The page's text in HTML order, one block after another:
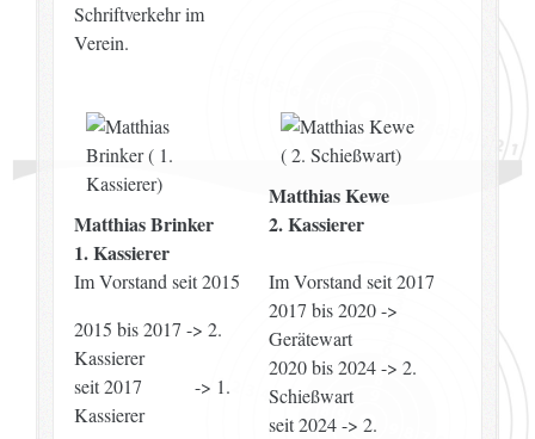
Schriftverkehr im
Verein.
Matthias Brinker
1. Kassierer
Im Vorstand seit 2015
2015 bis 2017 -> 2.
Kassierer
seit 2017 -> 1.
Kassierer
Matthias Kewe
2.Kassierer
Im Vorstand seit 2017
2017 bis 2020 ->
Gerätewart
2020 bis 2024 -> 2.
Schießwart
seit 2024 ->2.